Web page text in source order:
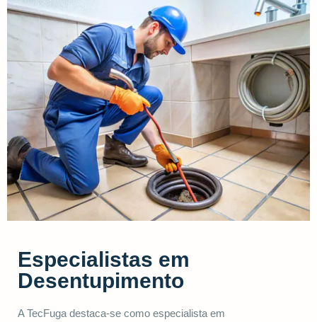
Especialistas em
Desentupimento
A TecFuga destaca-se como especialista em